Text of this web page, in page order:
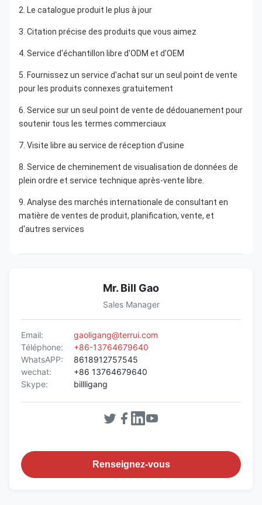
2. Le catalogue produit le plus à jour
3. Citation précise des produits que vous aimez
4. Service d'échantillon libre d'ODM et d'OEM
5. Fournissez un service d'achat sur un seul point de vente
pour les produits connexes gratuitement
6. Service sur un seul point de vente de dédouanement pour
soutenir tous les termes commerciaux
7. Visite libre au service de réception d'usine
8. Service de cheminement de visualisation de données de
plein ordre et service technique après-vente libre.
9. Analyse des marchés internationale de consultant en
matière de ventes de produit, planification, vente, et
d'autres services
Mr. Bill Gao
Sales Manager
Email:
gaoligang@terrui.com
Téléphone:
+86-13764679640
WhatsAPP:
8618912757545
wechat:
+86 13764679640
Skype:
billligang
Renseignez-vous